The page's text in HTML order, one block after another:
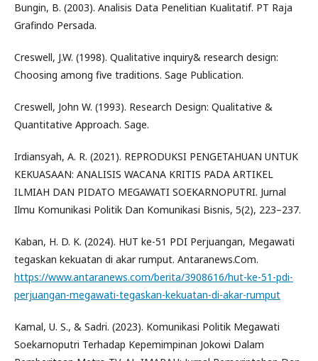
Bungin, B. (2003). Analisis Data Penelitian Kualitatif. PT Raja
Grafindo Persada.
Creswell, J.W. (1998). Qualitative inquiry& research design:
Choosing among five traditions. Sage Publication.
Creswell, John W. (1993). Research Design: Qualitative &
Quantitative Approach. Sage.
Irdiansyah, A. R. (2021). REPRODUKSI PENGETAHUAN UNTUK
KEKUASAAN: ANALISIS WACANA KRITIS PADA ARTIKEL
ILMIAH DAN PIDATO MEGAWATI SOEKARNOPUTRI. Jurnal
Ilmu Komunikasi Politik Dan Komunikasi Bisnis, 5(2), 223–237.
Kaban, H. D. K. (2024). HUT ke-51 PDI Perjuangan, Megawati
tegaskan kekuatan di akar rumput. Antaranews.Com.
https://www.antaranews.com/berita/3908616/hut-ke-51-pdi-
perjuangan-megawati-tegaskan-kekuatan-di-akar-rumput
Kamal, U. S., & Sadri. (2023). Komunikasi Politik Megawati
Soekarnoputri Terhadap Kepemimpinan Jokowi Dalam